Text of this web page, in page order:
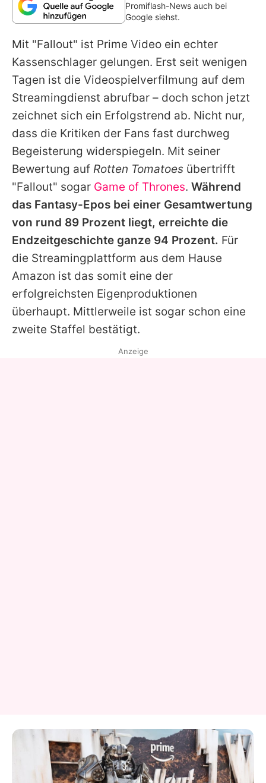
Redaktionelle Richtlinien
Impressum
Datenschutzerklärung
Nutzungsbedingungen
Utiq verwalten
Promiflash-News auch bei
Google siehst.
Mit "Fallout" ist Prime Video ein echter
Kassenschlager gelungen. Erst seit wenigen
Tagen ist die Videospielverfilmung auf dem
Streamingdienst abrufbar – doch schon jetzt
zeichnet sich ein Erfolgstrend ab. Nicht nur,
dass die Kritiken der Fans fast durchweg
Begeisterung widerspiegeln. Mit seiner
Bewertung auf Rotten Tomatoes übertrifft
"Fallout" sogar Game of Thrones. Während
das Fantasy-Epos bei einer Gesamtwertung
von rund 89 Prozent liegt, erreichte die
Endzeitgeschichte ganze 94 Prozent. Für
die Streamingplattform aus dem Hause
Amazon ist das somit eine der
erfolgreichsten Eigenproduktionen
überhaupt. Mittlerweile ist sogar schon eine
zweite Staffel bestätigt.
Anzeige